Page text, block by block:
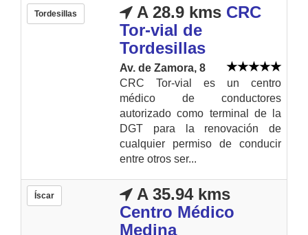
Tordesillas A 28.9 kms CRC
Tor-vial de
Tordesillas
Av. de Zamora, 8
CRC Tor-vial es un centro
médico de conductores
autorizado como terminal de la
DGT para la renovación de
cualquier permiso de conducir
entre otros ser...
Íscar
A 35.94 kms
Centro Médico
Medina